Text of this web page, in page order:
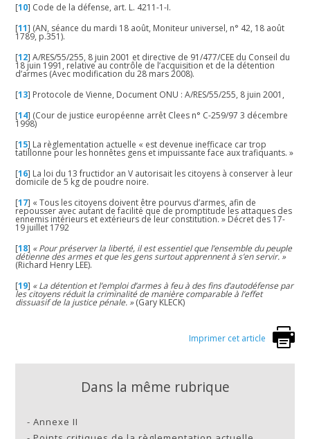
[10] Code de la défense, art. L. 4211-1-I.
[11] (AN, séance du mardi 18 août, Moniteur universel, n° 42, 18 août
1789, p.351).
[12]A/RES/55/255, 8 juin 2001 et directive de 91/477/CEE du Conseil du
18 juin 1991, relative au contrôle de l’acquisition et de la détention
d’armes (Avec modification du 28 mars 2008).
[13] Protocole de Vienne, Document ONU : A/RES/55/255, 8 juin 2001,
[14] (Cour de justice européenne arrêt Clees n° C-259/97 3 décembre
1998)
[15] La règlementation actuelle « est devenue inefficace car trop
tatillonne pour les honnêtes gens et impuissante face aux trafiquants. »
[16] La loi du 13 fructidor an V autorisait les citoyens à conserver à leur
domicile de 5 kg de poudre noire.
[17] « Tous les citoyens doivent être pourvus d’armes, afin de
repousser avec autant de facilité que de promptitude les attaques des
ennemis intérieurs et extérieurs de leur constitution. » Décret des 17-
19 juillet 1792
[18] « Pour préserver la liberté, il est essentiel que l’ensemble du peuple
détienne des armes et que les gens surtout apprennent à s’en servir. »
(Richard Henry LEE).
[19] « La détention et l’emploi d’armes à feu à des fins d’autodéfense par
les citoyens réduit la criminalité de manière comparable à l’effet
dissuasif de la justice pénale. »(Gary KLECK)
Imprimer cet article
Dans la même rubrique
-Annexe II